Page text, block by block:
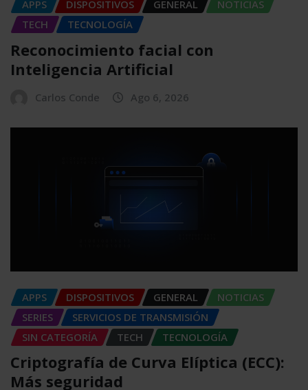
APPS DISPOSITIVOS GENERAL
NOTICIAS
TECH
TECNOLOGÍA
Reconocimiento facial con
Inteligencia Artificial
Carlos Conde Ago 6, 2026
APPS DISPOSITIVOS GENERAL
NOTICIAS
SERIES
SERVICIOS DE TRANSMISIÓN
SIN CATEGORÍA
TECH TECNOLOGÍA
Criptografía de Curva Elíptica (ECC):
Más seguridad